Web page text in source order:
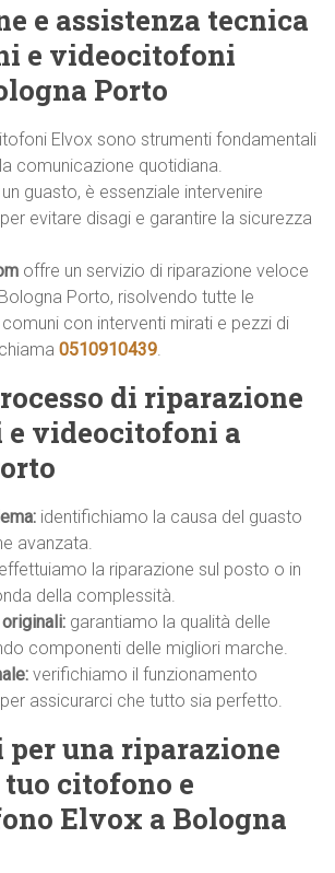
e assistenza tecnica
e videocitofoni
Porto
Elvox sono strumenti fondamentali
comunicazione quotidiana.
guasto, è essenziale intervenire
evitare disagi e garantire la sicurezza
offre un servizio di riparazione veloce
Porto, risolvendo tutte le
con interventi mirati e pezzi di
0510910439.
di riparazione
videocitofoni a
identifichiamo la causa del guasto
avanzata.
effettuiamo la riparazione sul posto o in
della complessità.
garantiamo la qualità delle
componenti delle migliori marche.
verifichiamo il funzionamento
per assicurarci che tutto sia perfetto.
per una riparazione
citofono e
Elvox a Bologna